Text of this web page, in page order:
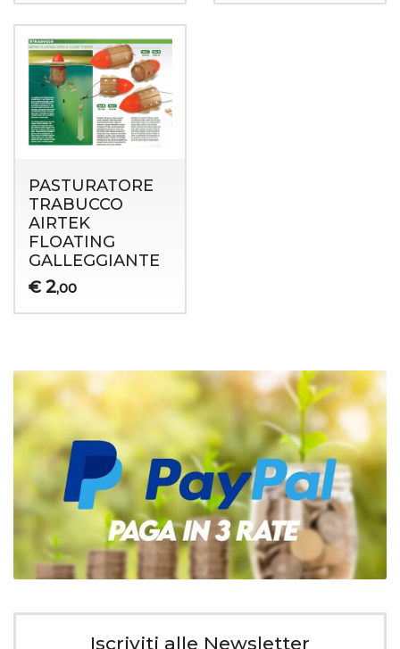
PASTURATORE
TRABUCCO
AIRTEK
FLOATING
GALLEGGIANTE
€ 2,00
Iscriviti alle Newsletter